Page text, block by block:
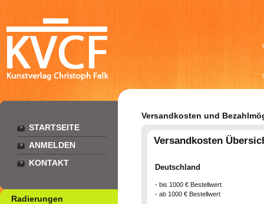
STARTSEITE
ANMELDEN
KONTAKT
Radierungen
Versandkosten und
Versandkosten
Deutschland
- bis 1000 € Bestellwert
- ab 1000 € Bestellwert